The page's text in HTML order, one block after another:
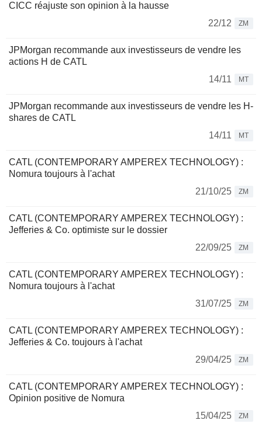
CICC réajuste son opinion à la hausse
22/12
ZM
JPMorgan recommande aux investisseurs de vendre les
actions H de CATL
14/11
MT
JPMorgan recommande aux investisseurs de vendre les H-
shares de CATL
14/11
MT
CATL (CONTEMPORARY AMPEREX TECHNOLOGY) :
Nomura toujours à l'achat
21/10/25
ZM
CATL (CONTEMPORARY AMPEREX TECHNOLOGY) :
Jefferies & Co. optimiste sur le dossier
22/09/25
ZM
CATL (CONTEMPORARY AMPEREX TECHNOLOGY) :
Nomura toujours à l'achat
31/07/25
ZM
CATL (CONTEMPORARY AMPEREX TECHNOLOGY) :
Jefferies & Co. toujours à l'achat
29/04/25
ZM
CATL (CONTEMPORARY AMPEREX TECHNOLOGY) :
Opinion positive de Nomura
15/04/25
ZM